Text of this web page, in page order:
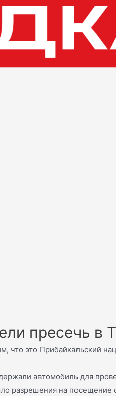
пресечь в
что это Прибайкальский
автомобиль для
разрешения на